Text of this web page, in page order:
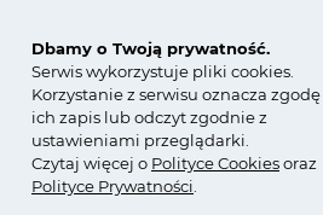
Dbamy o Twoją prywatność.
Serwis wykorzystuje pliki cookies.
Korzystanie z serwisu oznacza zgodę
ich zapis lub odczyt zgodnie z
ustawieniami przeglądarki.
Czytaj więcej o PolityceCookiesoraz
Polityce Prywatności
Grzybów 34, 28-200
tel.:+48 15 864
Copyright © Grupa Azoty.